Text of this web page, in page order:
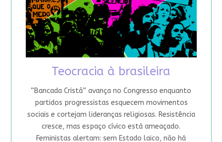
Teocracia à brasileira
“Bancada Cristã” avança no Congresso enquanto
partidos progressistas esquecem movimentos
sociais e cortejam lideranças religiosas. Resistência
cresce, mas espaço cívico está ameaçado.
Feministas alertam: sem Estado laico, não há